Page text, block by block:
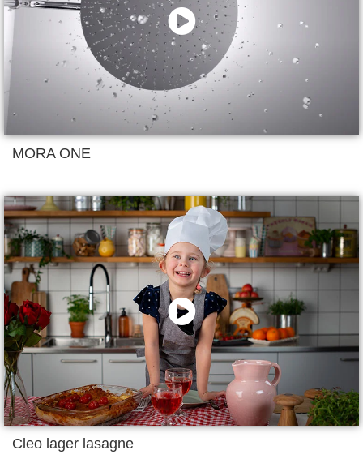
MORA ONE
Cleo lager lasagne